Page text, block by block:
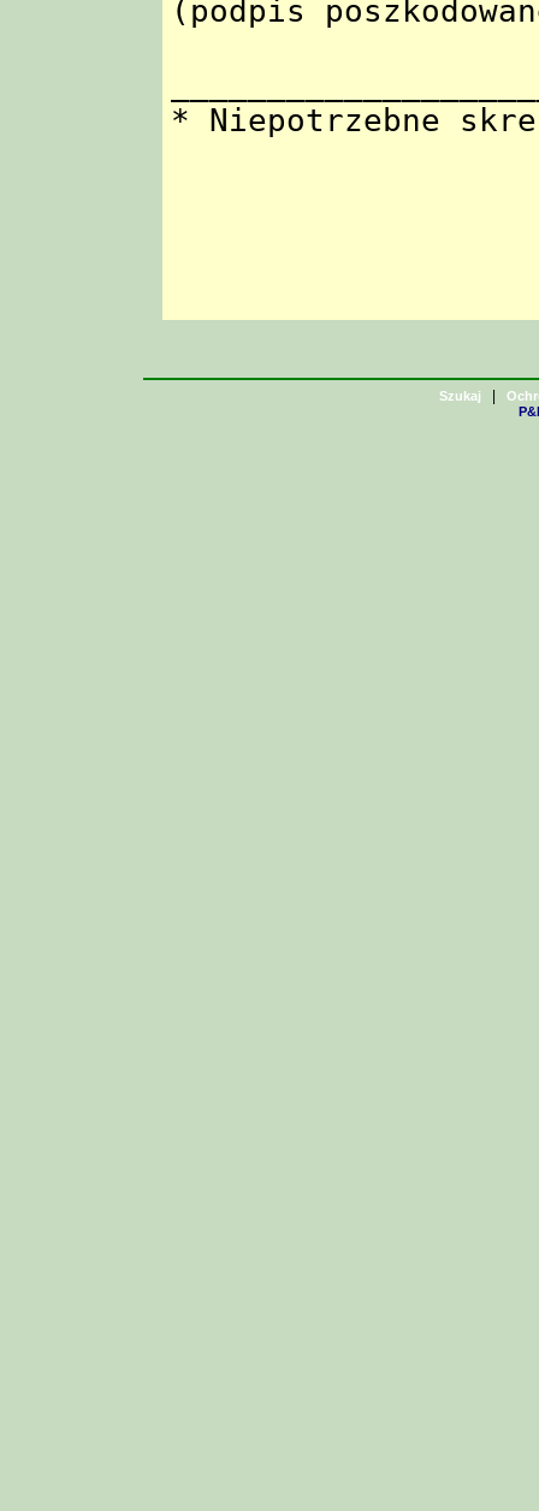
(podpis
* Niepotrzebne
Szukaj